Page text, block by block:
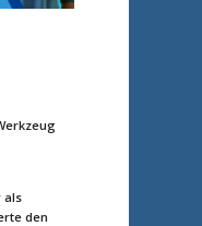
als
den